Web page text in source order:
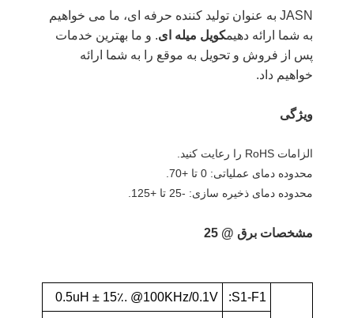
JASN به عنوان تولید کننده حرفه ای، ما می خواهیم
به شما ارائه دهیمکویل میله ای. و ما بهترین خدمات
پس از فروش و تحویل به موقع را به شما ارائه
خواهیم داد.
ویژگی
الزامات RoHS را رعایت کنید.
محدوده دمای عملیاتی: 0 تا +70.
محدوده دمای ذخیره سازی: -25 تا +125.
مشخصات برق @ 25
S1-F1: 0.5uH ± 15٪. @100KHz/0.1V